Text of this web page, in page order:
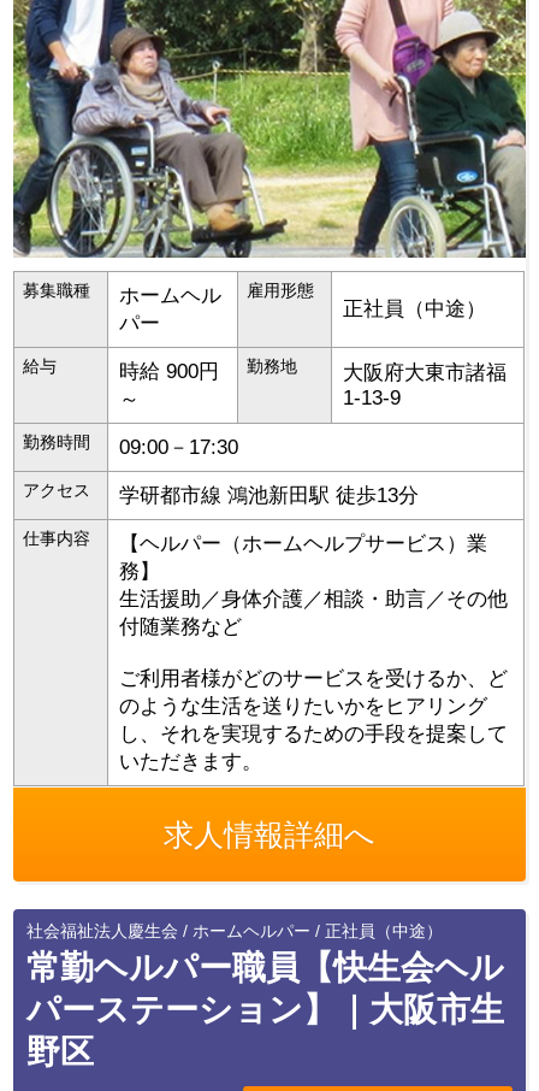
募集職種
ホームヘル
パー
雇用形態
正社員（中途）
給与
時給 900円
～
勤務地 大阪府大東市諸福
1-13-9
勤務時間 09:00－17:30
アクセス 学研都市線 鴻池新田駅 徒歩13分
仕事内容
【ヘルパー（ホームヘルプサービス）業
務】
生活援助／身体介護／相談・助言／その他
付随業務など
ご利用者様がどのサービスを受けるか、ど
のような生活を送りたいかをヒアリング
し、それを実現するための手段を提案して
いただきます。
求人情報詳細へ
社会福祉法人慶生会 / ホームヘルパー / 正社員（中途）
常勤ヘルパー職員【快生会ヘル
パーステーション】｜大阪市生
野区